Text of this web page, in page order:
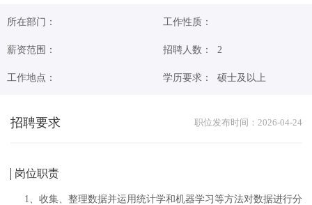
所在部门：
薪资范围：
工作地点：
工作性质：
招聘人数： 2
学历要求： 硕士及以上
招聘要求 职位发布时间：2026-04-24
岗位职责
1、收集、整理数据并运用统计学和机器学习等方法对数据进行分